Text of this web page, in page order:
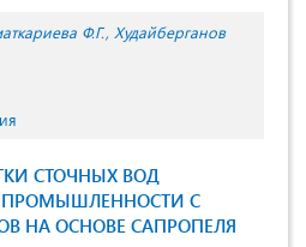
Ф.Г. Худайберганов
СТОЧНЫХ ВОД
ПРОМЫШЛЕННОСТИ С
НА ОСНОВЕ САПРОПЕЛЯ